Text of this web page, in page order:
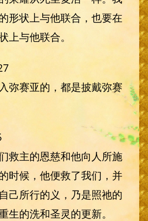
形状上与他联合，也要在
上与他联合。
弥赛亚的，都是披戴弥赛
救主的恩慈和他向人所施
时候，他便救了我们，并
己所行的义，乃是照祂的
生的洗和圣灵的更新。